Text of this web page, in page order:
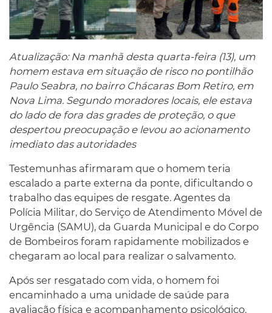
Atualização: Na manhã desta quarta-feira (13), um
homem estava em situação de risco no pontilhão
Paulo Seabra, no bairro Chácaras Bom Retiro, em
Nova Lima. Segundo moradores locais, ele estava
do lado de fora das grades de proteção, o que
despertou preocupação e levou ao acionamento
imediato das autoridades
Testemunhas afirmaram que o homem teria
escalado a parte externa da ponte, dificultando o
trabalho das equipes de resgate. Agentes da
Polícia Militar, do Serviço de Atendimento Móvel de
Urgência (SAMU), da Guarda Municipal e do Corpo
de Bombeiros foram rapidamente mobilizados e
chegaram ao local para realizar o salvamento.
Após ser resgatado com vida, o homem foi
encaminhado a uma unidade de saúde para
avaliação física e acompanhamento psicológico.